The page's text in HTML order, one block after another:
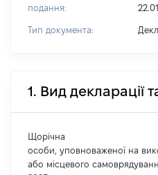
подання:
Тип документа:
1. Вид декларації
Щорічна
особи, уповноваженої на
або місцевого